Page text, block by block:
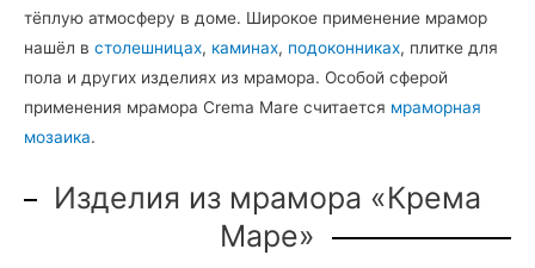
тёплую атмосферу в доме. Широкое применение мрамор
нашёл в столешницах, каминах, подоконниках, плитке для
пола и других изделиях из мрамора. Особой сферой
применения мрамора Crema Mare считается мраморная
мозаика.
Изделия из мрамора «Крема
Маре»